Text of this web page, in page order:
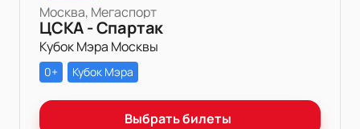
Москва, Мегаспорт
ЦСКА - Спартак
Кубок Мэра Москвы
0+ Кубок Мэра
Выбрать билеты